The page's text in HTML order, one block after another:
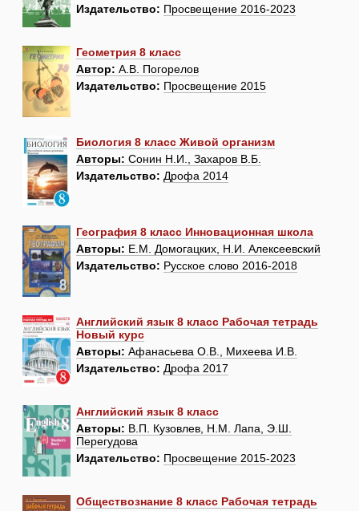
Издательство: Просвещение 2016-2023
Геометрия 8 класс
Автор: А.В. Погорелов
Издательство: Просвещение 2015
Биология 8 класс Живой организм
Авторы: Сонин Н.И., Захаров В.Б.
Издательство: Дрофа 2014
География 8 класс Инновационная школа
Авторы: Е.М. Домогацких, Н.И. Алексеевский
Издательство: Русское слово 2016-2018
Английский язык 8 класс Рабочая тетрадь
Новый курс
Авторы: Афанасьева О.В., Михеева И.В.
Издательство: Дрофа 2017
Английский язык 8 класс
Авторы: В.П. Кузовлев, Н.М. Лапа, Э.Ш.
Перегудова
Издательство: Просвещение 2015-2023
Обществознание 8 класс Рабочая тетрадь